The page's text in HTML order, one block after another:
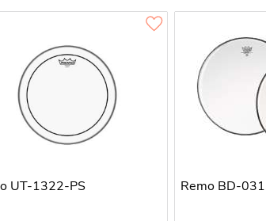
UT-1322-PS Remo BD-